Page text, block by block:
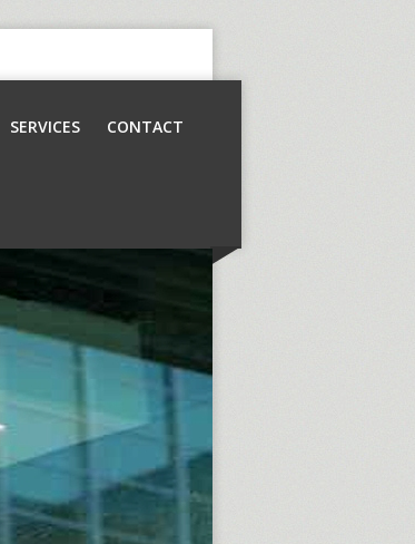
SERVICES CONTACT